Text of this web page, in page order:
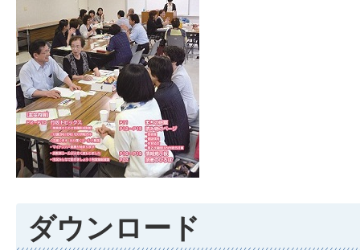
ダウンロード